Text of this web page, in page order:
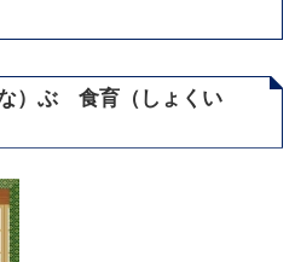
）ぶ 食育（しょくい